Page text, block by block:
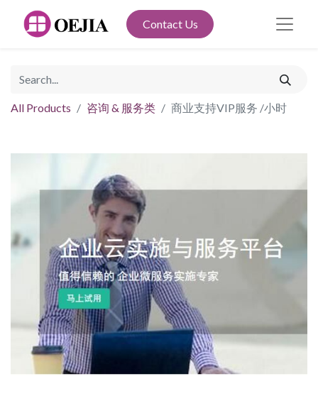
Contact Us
All Products 咨询 & 服务类 商业支持VIP服务 /小时